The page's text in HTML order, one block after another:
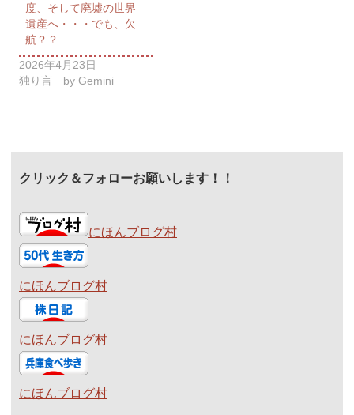
度、そして廃墟の世界
遺産へ・・・でも、欠
航？？
2026年4月23日
独り言 by Gemini
クリック＆フォローお願いします！！
にほんブログ村
にほんブログ村
にほんブログ村
にほんブログ村